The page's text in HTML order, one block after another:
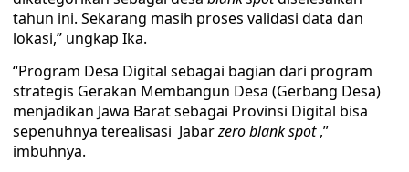
tahun ini. Sekarang masih proses validasi data dan
lokasi,” ungkap Ika.
“Program Desa Digital sebagai bagian dari program
strategis Gerakan Membangun Desa (Gerbang Desa)
menjadikan Jawa Barat sebagai Provinsi Digital bisa
sepenuhnya terealisasi Jabarzero blank spot,”
imbuhnya.